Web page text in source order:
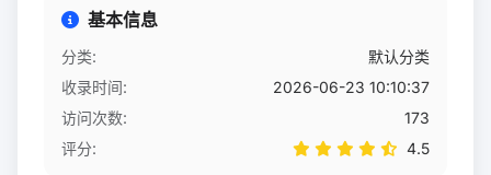
自助广告
基本信息
分类:
默认分类
收录时间:
2026-06-23 10:10:37
访问次数:
173
评分:
4.5